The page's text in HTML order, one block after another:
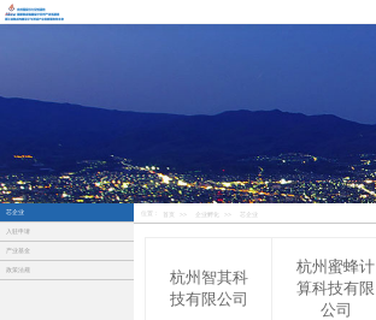
芯企业
入驻申请
产业基金
政策法规
首页 企业孵化 芯企业
杭州智其科
技有限公司
杭州蜜蜂计
算科技有限
公司